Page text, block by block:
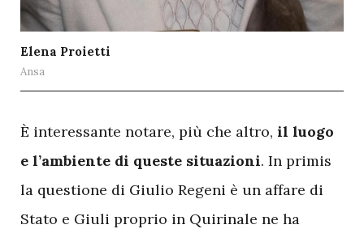
Elena Proietti
Ansa
È interessante notare, più che altro, il luogo
e l’ambiente di queste situazioni. In primis
la questione di Giulio Regeni è un affare di
Stato e Giuli proprio in Quirinale ne ha